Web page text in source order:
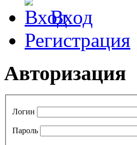
Вход
Регистрация
Авторизация
Логин
Пароль